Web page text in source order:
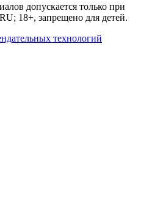
допускается только при
18+, запрещено для детей.
технологий